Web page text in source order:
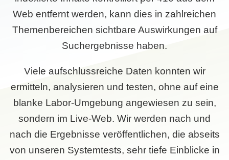
Web entfernt werden, kann dies in zahlreichen
Themenbereichen sichtbare Auswirkungen auf
Suchergebnisse haben.
Viele aufschlussreiche Daten konnten wir
ermitteln, analysieren und testen, ohne auf eine
blanke Labor-Umgebung angewiesen zu sein,
sondern im Live-Web. Wir werden nach und
nach die Ergebnisse veröffentlichen, die abseits
von unseren Systemtests, sehr tiefe Einblicke in